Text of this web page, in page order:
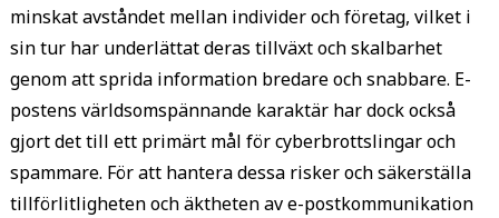
minskat avståndet mellan individer och företag, vilket i
sin tur har underlättat deras tillväxt och skalbarhet
genom att sprida information bredare och snabbare. E-
postens världsomspännande karaktär har dock också
gjort det till ett primärt mål för cyberbrottslingar och
spammare. För att hantera dessa risker och säkerställa
tillförlitligheten och äktheten av e-postkommunikation